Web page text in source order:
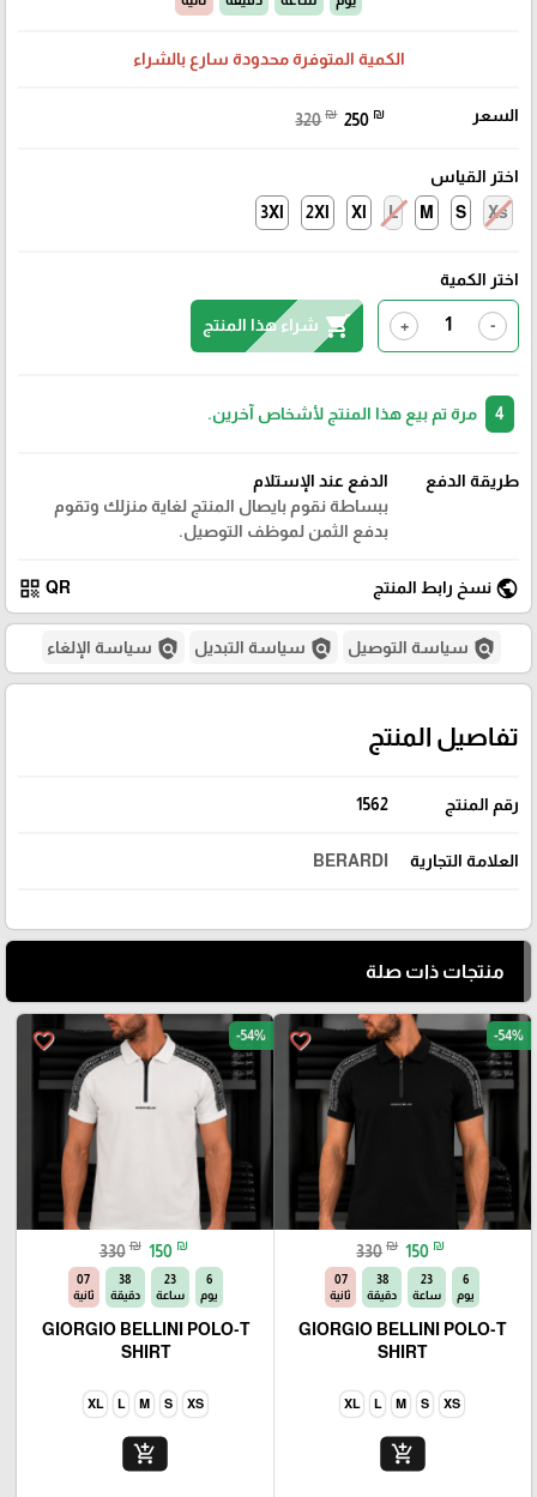
الكمية المتوفرة محدودة سارع بالشراء
السعر 320 ₪ 250 ₪
اختر القياس
Xs
S
M
L
Xl
2Xl
3Xl
اختر الكمية
-
+
shopping_cart شراء هذا المنتج
مرة تم بيع هذا المنتج لأشخاص آخرين.
طريقة الدفع
الدفع عند الإستلام
ببساطة نقوم بايصال المنتج لغاية منزلك وتقوم
بدفع الثمن لموظف التوصيل.
public نسخ رابط المنتج QR
qr_code
policy سياسة التوصيل policy سياسة التبديل policy سياسة الإلغاء
تفاصيل المنتج
رقم المنتج 1562
العلامة التجارية BERARDI
منتجات ذات صلة
favorite_border -54%
330 ₪ 150 ₪
6
يوم
23
ساعة
38
دقيقة
06
ثانية
GIORGIO BELLINI POLO-T
SHIRT
XS
S
M
L
XL
add_shopping_cart
favorite_border -54%
330 ₪ 150 ₪
6
يوم
23
ساعة
38
دقيقة
06
ثانية
GIORGIO BELLINI POLO-T
SHIRT
XS
S
M
L
XL
add_shopping_cart